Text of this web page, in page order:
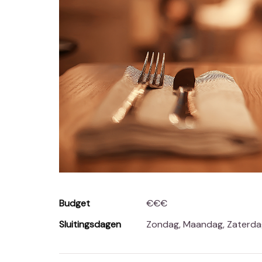
Budget
€€€
Sluitingsdagen
Zondag, Maandag,